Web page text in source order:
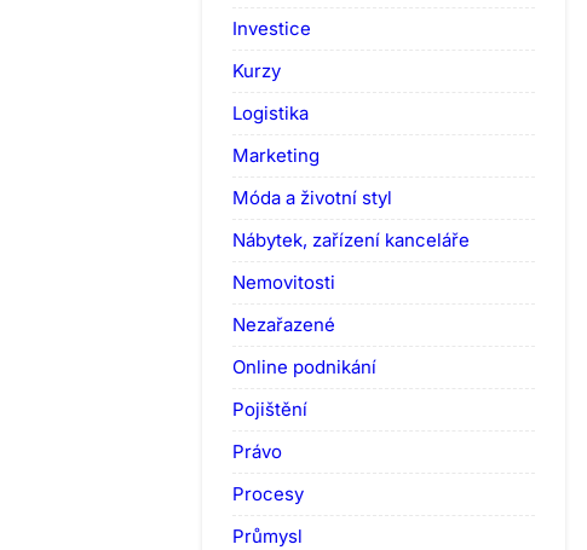
Investice
Kurzy
Logistika
Marketing
Móda a životní styl
Nábytek, zařízení kanceláře
Nemovitosti
Nezařazené
Online podnikání
Pojištění
Právo
Procesy
Průmysl